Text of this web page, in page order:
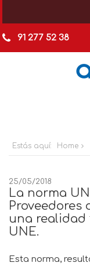
91 277 52 38
Estás aquí: Home
25/05/2018
La norma
Proveedores
una
UNE.
Esta norma,